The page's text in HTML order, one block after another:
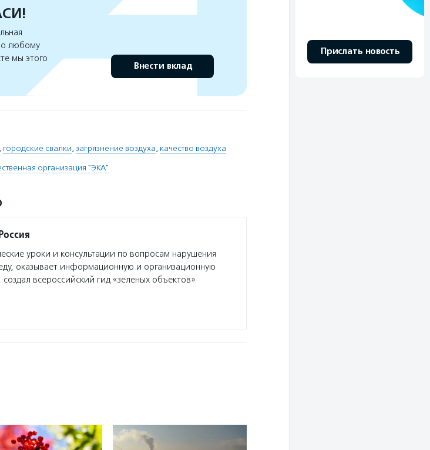
любому
мы этого
Внести вклад
, городские свалки, загрязнение воздуха, качество воздуха
организация "ЭКА"
уроки и консультации по вопросам нарушения
оказывает информационную и организационную
всероссийский гид «зеленых объектов»
Прислать новость